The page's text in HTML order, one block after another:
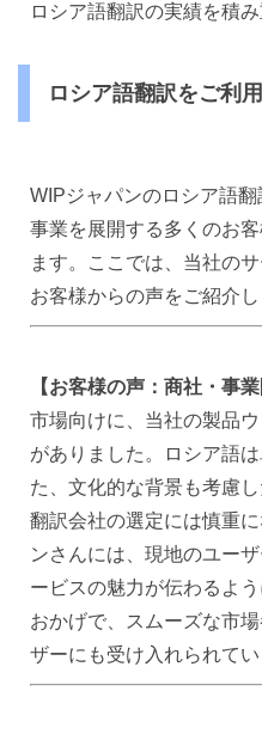
ロシア語翻訳の実績を積み
ロシア語翻訳をご利
WIPジャパンのロシア語
事業を展開する多くのお
ます。ここでは、当社の
お客様からの声をご紹介し
【お客様の声：商社・事
市場向けに、当社の製品
がありました。ロシア語
た、文化的な背景も考慮
翻訳会社の選定には慎重
ンさんには、現地のユー
ービスの魅力が伝わるよ
おかげで、スムーズな市
ザーにも受け入れられてい